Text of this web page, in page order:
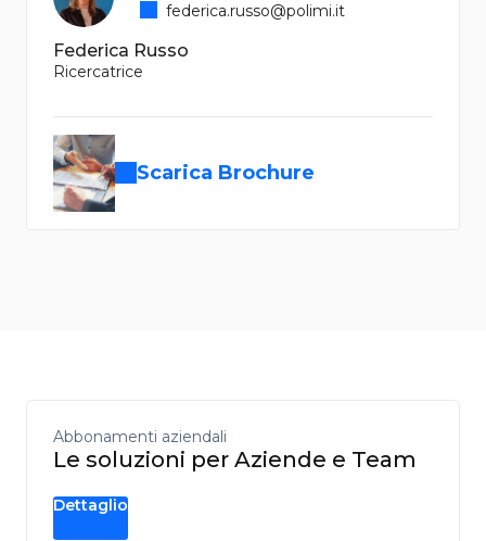
Federica Russo
Ricercatrice
federica.russo@polimi.it
Scarica Brochure
Abbonamenti aziendali
Le soluzioni per Aziende e Team
Dettaglio